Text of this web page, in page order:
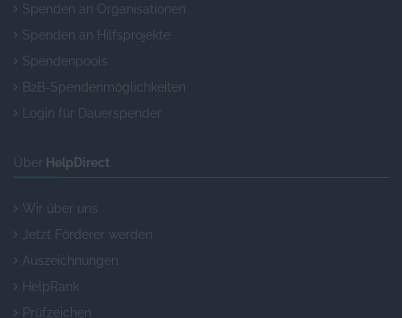
Spenden an Organisationen
Spenden an Hilfsprojekte
Spendenpools
B2B-Spendenmöglichkeiten
Login für Dauerspender
Über HelpDirect
Wir über uns
Jetzt Förderer werden
Auszeichnungen
HelpRank
Prüfzeichen